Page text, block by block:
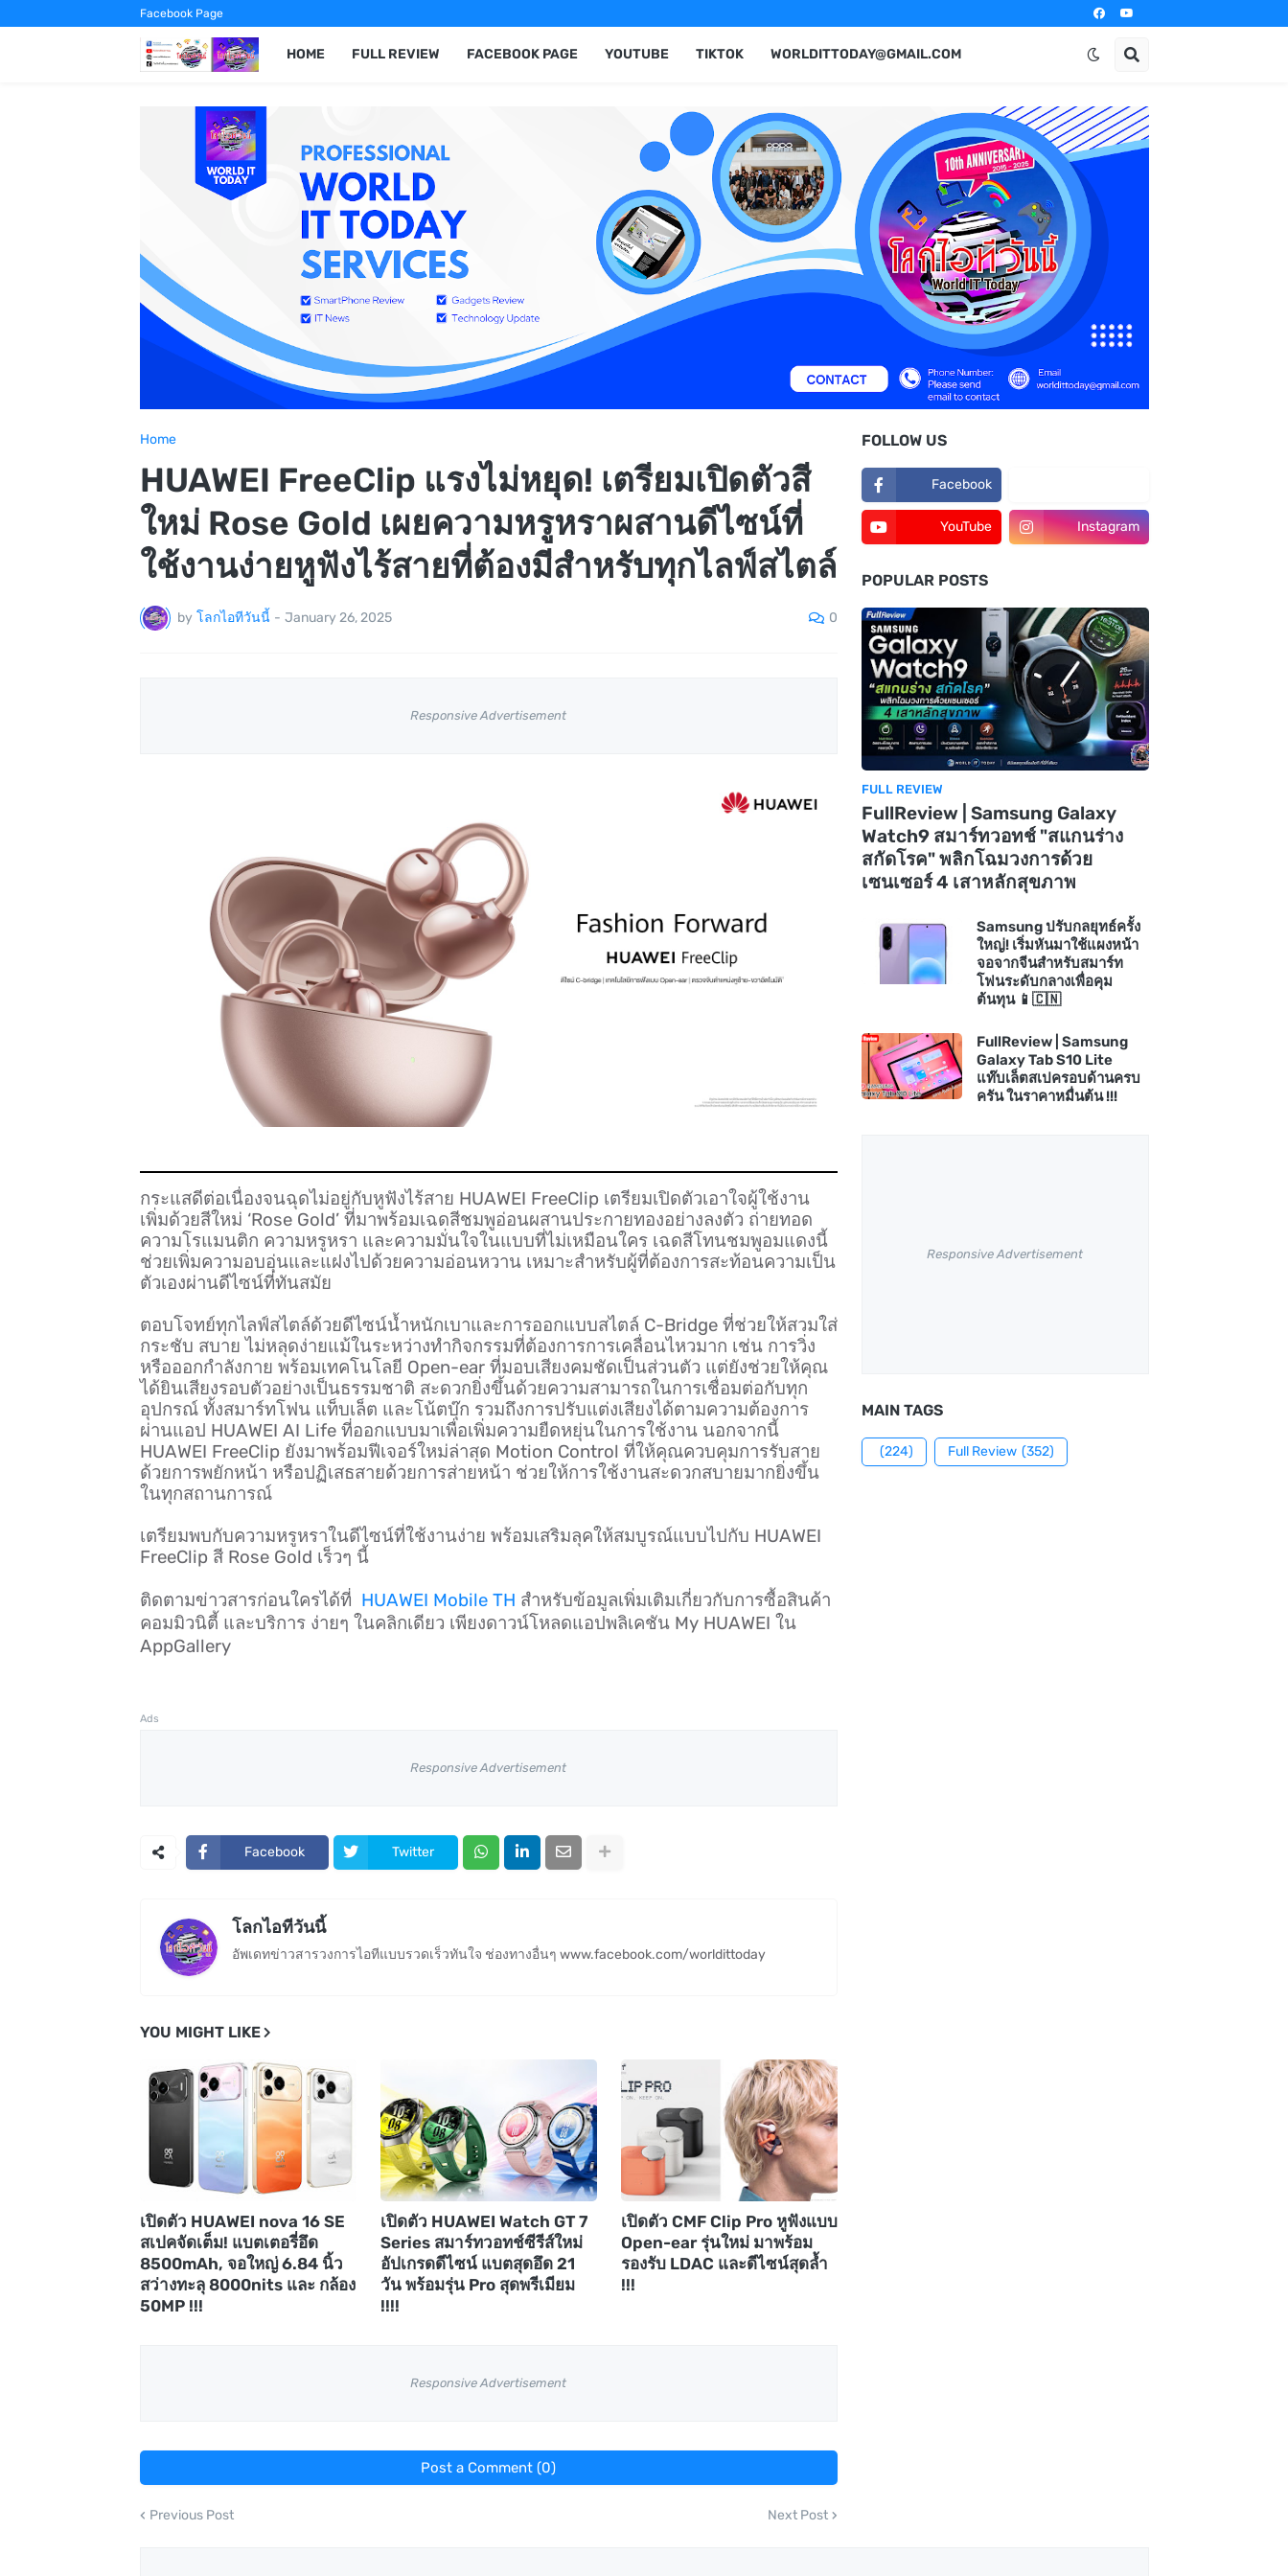
Facebook Page
HOME FULL REVIEW FACEBOOK PAGE YOUTUBE TIKTOK WORLDITTODAY@GMAIL.COM
Home
HUAWEI FreeClip แรงไม่หยุด! เตรียมเปิดตัวสี
ใหม่ Rose Gold เผยความหรูหราผสานดีไซน์ที่
ใช้งานง่ายหูฟังไร้สายที่ต้องมีสำหรับทุกไลฟ์สไตล์
by โลกไอทีวันนี้ - January 26, 2025 0
Responsive Advertisement
กระแสดีต่อเนื่องจนฉุดไม่อยู่กับหูฟังไร้สาย HUAWEI FreeClip เตรียมเปิดตัวเอาใจผู้ใช้งาน
เพิ่มด้วยสีใหม่ ‘Rose Gold’ ที่มาพร้อมเฉดสีชมพูอ่อนผสานประกายทองอย่างลงตัว ถ่ายทอด
ความโรแมนติก ความหรูหรา และความมั่นใจในแบบที่ไม่เหมือนใคร เฉดสีโทนชมพูอมแดงนี้
ช่วยเพิ่มความอบอุ่นและแฝงไปด้วยความอ่อนหวาน เหมาะสำหรับผู้ที่ต้องการสะท้อนความเป็น
ตัวเองผ่านดีไซน์ที่ทันสมัย
ตอบโจทย์ทุกไลฟ์สไตล์ด้วยดีไซน์น้ำหนักเบาและการออกแบบสไตล์ C-Bridge ที่ช่วยให้สวมใส่
กระชับ สบาย ไม่หลุดง่ายแม้ในระหว่างทำกิจกรรมที่ต้องการการเคลื่อนไหวมาก เช่น การวิ่ง
หรือออกกำลังกาย พร้อมเทคโนโลยี Open-ear ที่มอบเสียงคมชัดเป็นส่วนตัว แต่ยังช่วยให้คุณ
ได้ยินเสียงรอบตัวอย่างเป็นธรรมชาติ สะดวกยิ่งขึ้นด้วยความสามารถในการเชื่อมต่อกับทุก
อุปกรณ์ ทั้งสมาร์ทโฟน แท็บเล็ต และโน้ตบุ๊ก รวมถึงการปรับแต่งเสียงได้ตามความต้องการ
ผ่านแอป HUAWEI AI Life ที่ออกแบบมาเพื่อเพิ่มความยืดหยุ่นในการใช้งาน นอกจากนี้
HUAWEI FreeClip ยังมาพร้อมฟีเจอร์ใหม่ล่าสุด Motion Control ที่ให้คุณควบคุมการรับสาย
ด้วยการพยักหน้า หรือปฏิเสธสายด้วยการส่ายหน้า ช่วยให้การใช้งานสะดวกสบายมากยิ่งขึ้น
ในทุกสถานการณ์
เตรียมพบกับความหรูหราในดีไซน์ที่ใช้งานง่าย พร้อมเสริมลุคให้สมบูรณ์แบบไปกับ HUAWEI
FreeClip สี Rose Gold เร็วๆ นี้
ติดตามข่าวสารก่อนใครได้ที่ HUAWEI Mobile TH สำหรับข้อมูลเพิ่มเติมเกี่ยวกับการซื้อสินค้า
คอมมิวนิตี้ และบริการ ง่ายๆ ในคลิกเดียว เพียงดาวน์โหลดแอปพลิเคชัน My HUAWEI ใน
AppGallery
Ads
Responsive Advertisement
Facebook Twitter
โลกไอทีวันนี้
อัพเดทข่าวสารวงการไอทีแบบรวดเร็วทันใจ ช่องทางอื่นๆ www.facebook.com/worldittoday
YOU MIGHT LIKE
เปิดตัว HUAWEI nova 16 SE
สเปคจัดเต็ม! แบตเตอรี่อึด
8500mAh, จอใหญ่ 6.84 นิ้ว
สว่างทะลุ 8000nits และ กล้อง
50MP !!!
เปิดตัว HUAWEI Watch GT 7
Series สมาร์ทวอทช์ซีรีส์ใหม่
อัปเกรดดีไซน์ แบตสุดอึด 21
วัน พร้อมรุ่น Pro สุดพรีเมียม
!!!!
เปิดตัว CMF Clip Pro หูฟังแบบ
Open-ear รุ่นใหม่ มาพร้อม
รองรับ LDAC และดีไซน์สุดล้ำ
!!!
Responsive Advertisement
Post a Comment (0)
Previous Post Next Post
FOLLOW US
Facebook
YouTube Instagram
POPULAR POSTS
FULL REVIEW
FullReview | Samsung Galaxy
Watch9 สมาร์ทวอทช์ "สแกนร่าง
สกัดโรค" พลิกโฉมวงการด้วย
เซนเซอร์ 4 เสาหลักสุขภาพ
Samsung ปรับกลยุทธ์ครั้ง
ใหญ่! เริ่มหันมาใช้แผงหน้า
จอจากจีนสำหรับสมาร์ท
โฟนระดับกลางเพื่อคุม
ต้นทุน 📱🇨🇳
FullReview | Samsung
Galaxy Tab S10 Lite
แท๊บเล็ตสเปครอบด้านครบ
ครัน ในราคาหมื่นต้น !!!
Responsive Advertisement
MAIN TAGS
(224) Full Review (352)